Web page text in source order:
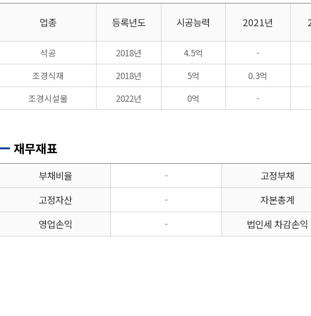
업종 등록년도 시공능력 2021년
석공 2018년 4.5억 -
조경식재
2018년 5억 0.3억
조경시설물
2022년 0억 -
재무재표
부채비율 - 고정부채
고정자산 - 자본총계
영업손익 - 법인세 차감손익